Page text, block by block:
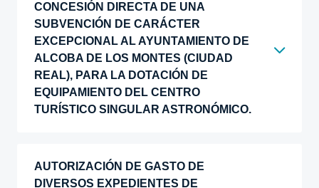
CONCESIÓN DIRECTA DE UNA
SUBVENCIÓN DE CARÁCTER
EXCEPCIONAL AL AYUNTAMIENTO DE
ALCOBA DE LOS MONTES (CIUDAD
REAL), PARA LA DOTACIÓN DE
EQUIPAMIENTO DEL CENTRO
TURÍSTICO SINGULAR ASTRONÓMICO.
AUTORIZACIÓN DE GASTO DE
DIVERSOS EXPEDIENTES DE